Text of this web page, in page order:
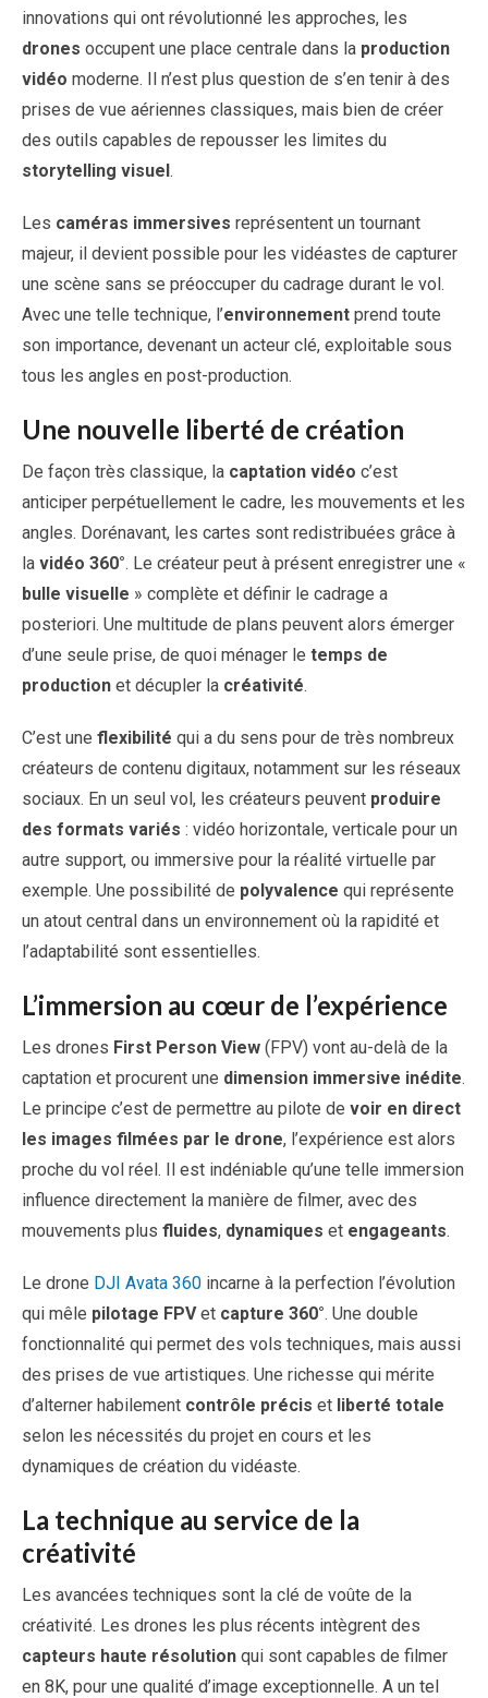
innovations qui ont révolutionné les approches, les
drones occupent une place centrale dans la production
vidéo moderne. Il n’est plus question de s’en tenir à des
prises de vue aériennes classiques, mais bien de créer
des outils capables de repousser les limites du
storytelling visuel.
Les caméras immersives représentent un tournant
majeur, il devient possible pour les vidéastes de capturer
une scène sans se préoccuper du cadrage durant le vol.
Avec une telle technique, l’environnement prend toute
son importance, devenant un acteur clé, exploitable sous
tous les angles en post-production.
Une nouvelle liberté de création
De façon très classique, la captation vidéo c’est
anticiper perpétuellement le cadre, les mouvements et les
angles. Dorénavant, les cartes sont redistribuées grâce à
la vidéo 360°. Le créateur peut à présent enregistrer une «
bulle visuelle » complète et définir le cadrage a
posteriori. Une multitude de plans peuvent alors émerger
d’une seule prise, de quoi ménager le temps de
production et décupler la créativité.
C’est une flexibilité qui a du sens pour de très nombreux
créateurs de contenu digitaux, notamment sur les réseaux
sociaux. En un seul vol, les créateurs peuvent produire
des formats variés : vidéo horizontale, verticale pour un
autre support, ou immersive pour la réalité virtuelle par
exemple. Une possibilité de polyvalence qui représente
un atout central dans un environnement où la rapidité et
l’adaptabilité sont essentielles.
L’immersion au cœur de l’expérience
Les drones First Person View (FPV) vont au-delà de la
captation et procurent une dimension immersive inédite.
Le principe c’est de permettre au pilote de voir en direct
les images filmées par le drone, l’expérience est alors
proche du vol réel. Il est indéniable qu’une telle immersion
influence directement la manière de filmer, avec des
mouvements plus fluides, dynamiques et engageants.
Le drone DJI Avata 360 incarne à la perfection l’évolution
qui mêle pilotage FPVet capture 360°. Une double
fonctionnalité qui permet des vols techniques, mais aussi
des prises de vue artistiques. Une richesse qui mérite
d’alterner habilement contrôle précis et liberté totale
selon les nécessités du projet en cours et les
dynamiques de création du vidéaste.
La technique au service de la
créativité
Les avancées techniques sont la clé de voûte de la
créativité. Les drones les plus récents intègrent des
capteurs haute résolution qui sont capables de filmer
en 8K, pour une qualité d’image exceptionnelle. A un tel